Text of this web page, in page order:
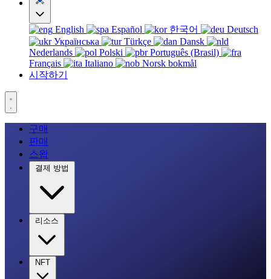
English Español 한국어
Deutsch
Українська
Türkçe
Dansk
Nederlands
Polski
Português (Brasil)
Français
Italiano
Norsk bokmål
시작하기
구매
판매
스왑
결제 방법
리소스
NFT